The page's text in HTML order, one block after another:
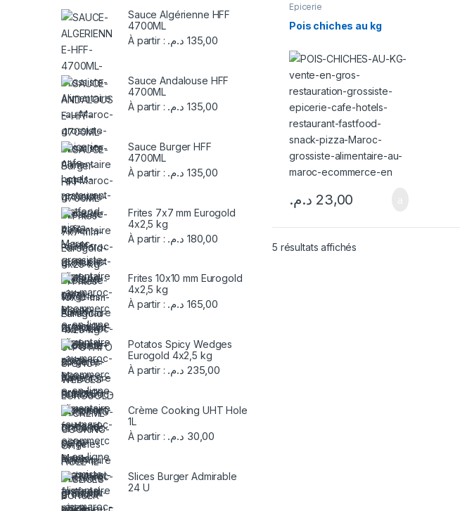
Epicerie
Pois chiches au kg
23,00 د.م.
5 résultats affichés
Sauce Algérienne HFF
4700ML
À partir :
135,00 د.م.
Sauce Andalouse HFF
4700ML
À partir :
135,00 د.م.
Sauce Burger HFF
4700ML
À partir :
135,00 د.م.
Frites 7x7 mm Eurogold
4x2,5 kg
À partir :
180,00 د.م.
Frites 10x10 mm Eurogold
4x2,5 kg
À partir :
165,00 د.م.
Potatos Spicy Wedges
Eurogold 4x2,5 kg
À partir :
235,00 د.م.
Crème Cooking UHT Hole
1L
À partir :
30,00 د.م.
Slices Burger Admirable
24 U